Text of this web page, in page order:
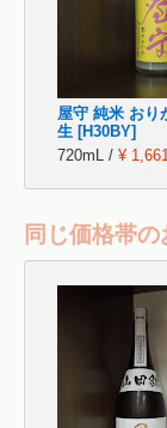
屋守 純米 おり
生 [H30BY]
720mL / ¥
同じ価格帯の